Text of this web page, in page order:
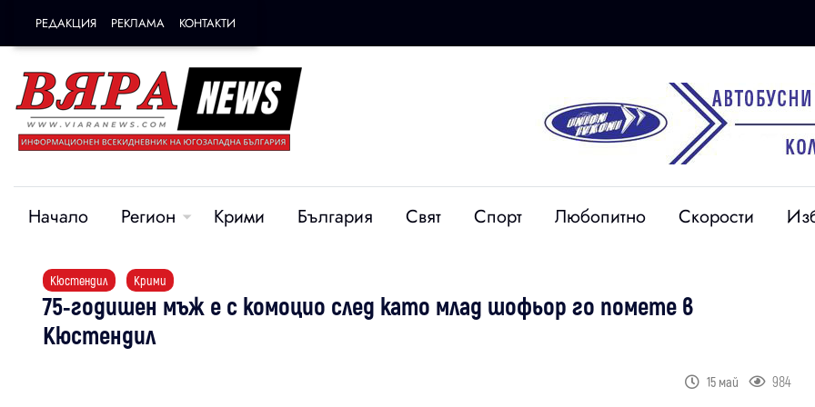
РЕДАКЦИЯ РЕКЛАМА КОНТАКТИ
Начало Регион Крими България Свят Спорт Любопитно Скорости
Кюстендил Крими
75-годишен мъж е с комоцио след като млад шофьор го помете в
Кюстендил
15 май 984